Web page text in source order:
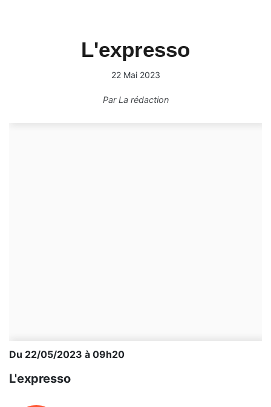
L'expresso
22 Mai 2023
ParLa rédaction
Du 22/05/2023 à 09h20
L'expresso